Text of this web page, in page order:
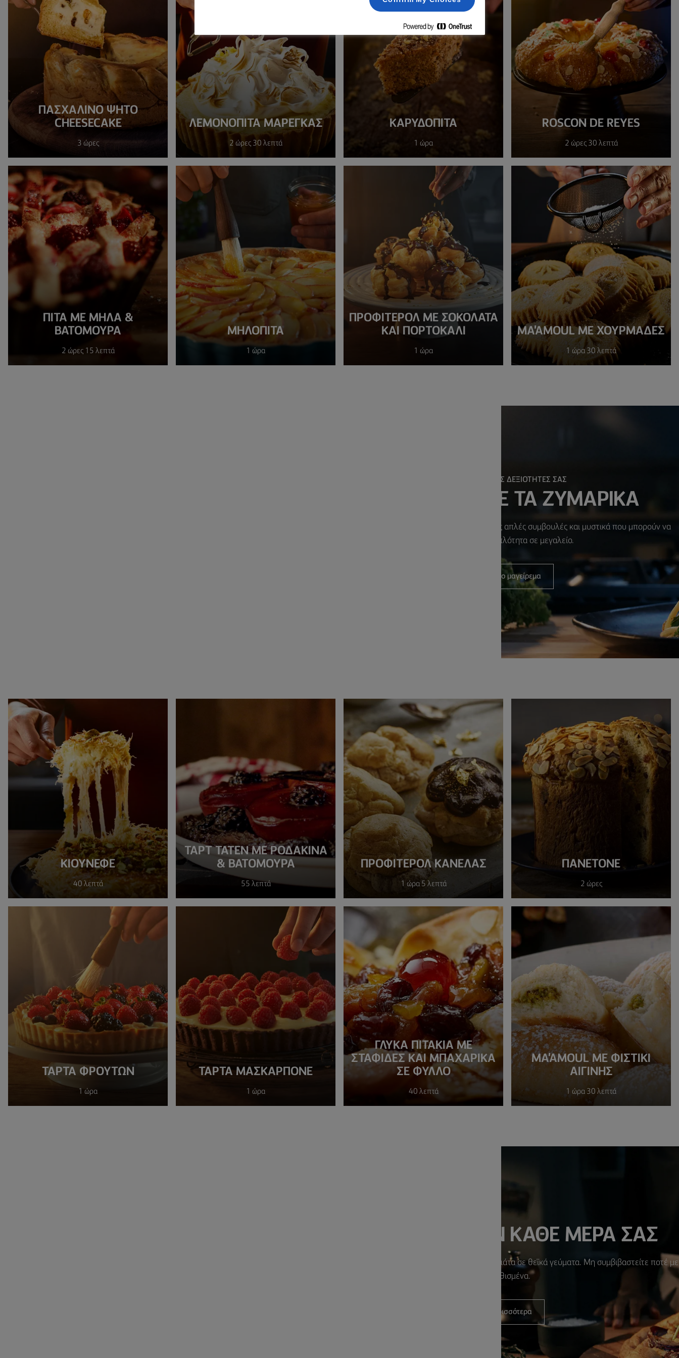
ΠΑΣΧΑΛΙΝΌ ΨΗΤΌ
CHEESECAKE
3 ώρες
ΛΕΜΟΝΌΠΙΤΑ ΜΑΡΈΓΚΑΣ
2 ώρες 30 λεπτά
KΑΡΥΔΌΠΙΤΑ
1 ώρα
ROSCON DE REYES
2 ώρες 30 λεπτά
ΠΙΤΑ ΜΕ ΜΗΛΑ &
ΒΑΤΟΜΟΥΡΑ
2 ώρες 15 λεπτά
ΜΗΛΟΠΙΤΑ
1 ώρα
ΠΡΟΦΙΤΕΡΟΛ ΜΕ ΣΟΚΟΛΑΤΑ
ΚΑΙ ΠΟΡΤΟΚΑΛΙ
1 ώρα
MA'AMOUL ΜΕ ΧΟΥΡΜΑΔΕΣ
1 ώρα 30 λεπτά
ΤΕΛΕΙΟΠΟΙΗΣΤΕ ΤΙΣ ΔΕΞΙΟΤΗΤΕΣ ΣΑΣ
ΤΕΛΕΙΟΠΟΙΗΣΤΕ ΤΑ ΖΥΜΑΡΙΚΑ
Η τελειότητα των ζυμαρικών έρχεται με μερικές απλές συμβουλές και μυστικά που μπορούν να
μετατρέψουν την απλότητα σε μεγαλείο.
Ξεκινήστε το μαγείρεμα
ΚΙΟΥΝΕΦΕ
40 λεπτά
ΤΑΡΤ ΤΑΤΕΝ ΜΕ ΡΟΔΑΚΙΝΑ
& ΒΑΤΟΜΟΥΡΑ
55 λεπτά
ΠΡΟΦΙΤΕΡΟΛ ΚΑΝΕΛΑΣ
1 ώρα 5 λεπτά
ΠΑΝΕΤΌΝΕ
2 ώρες
ΤΑΡΤΑ ΦΡΟΥΤΩΝ
1 ώρα
ΤΑΡΤΑ ΜΑΣΚΑΡΠΟΝΕ
1 ώρα
ΓΛΥΚΑ ΠΙΤΑΚΙΑ ΜΕ
ΣΤΑΦΙΔΕΣ ΚΑΙ ΜΠΑΧΑΡΙΚΑ
ΣΕ ΦΥΛΛΟ
40 λεπτά
MA'AMOUL ΜΕ ΦΙΣΤΙΚΙ
ΑΙΓΙΝΗΣ
1 ώρα 30 λεπτά
ΑΠΟΓΕΙΩΣΤΕ ΤΗΝ ΚΑΘΕ ΜΕΡΑ ΣΑΣ
Μάγειρες, με λίγο Lurpak® μετατρέψτε τα απλά πιάτα σε θεϊκά γεύματα. Μη συμβιβαστείτε ποτέ με
τα συνηθισμένα.
Δείτε περισσότερα